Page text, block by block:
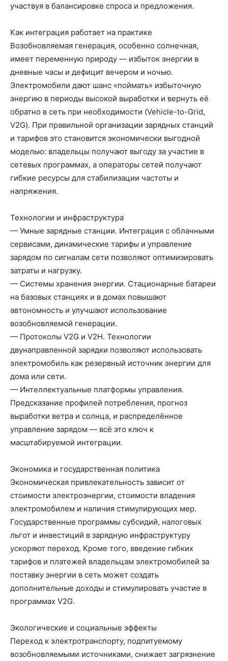
участвуя в балансировке спроса и предложения.
Как интеграция работает на практике
Возобновляемая генерация, особенно солнечная,
имеет переменную природу — избыток энергии в
дневные часы и дефицит вечером и ночью.
Электромобили дают шанс «поймать» избыточную
энергию в периоды высокой выработки и вернуть её
обратно в сеть при необходимости (Vehicle-to-Grid,
V2G). При правильной организации зарядных станций
и тарифов это становится экономически выгодной
моделью: владельцы получают выгоду за участие в
сетевых программах, а операторы сетей получают
гибкие ресурсы для стабилизации частоты и
напряжения.
Технологии и инфраструктура
— Умные зарядные станции. Интеграция с облачными
сервисами, динамические тарифы и управление
зарядом по сигналам сети позволяют оптимизировать
затраты и нагрузку.
— Системы хранения энергии. Стационарные батареи
на базовых станциях и в домах повышают
автономность и улучшают использование
возобновляемой генерации.
— Протоколы V2G и V2H. Технологии
двунаправленной зарядки позволяют использовать
электромобиль как резервный источник энергии для
дома или сети.
— Интеллектуальные платформы управления.
Предсказание профилей потребления, прогноз
выработки ветра и солнца, и распределённое
управление зарядом — всё это ключ к
масштабируемой интеграции.
Экономика и государственная политика
Экономическая привлекательность зависит от
стоимости электроэнергии, стоимости владения
электромобилем и наличия стимулирующих мер.
Государственные программы субсидий, налоговых
льгот и инвестиций в зарядную инфраструктуру
ускоряют переход. Кроме того, введение гибких
тарифов и платежей владельцам электромобилей за
поставку энергии в сеть может создать
дополнительные доходы и стимулировать участие в
программах V2G.
Экологические и социальные эффекты
Переход к электротранспорту, подпитуемому
возобновляемыми источниками, снижает загрязнение